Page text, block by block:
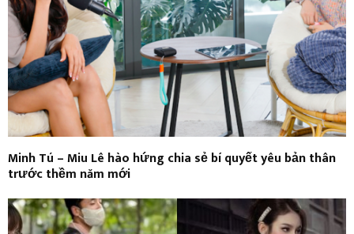
Minh Tú – Miu Lê hào hứng chia sẻ bí quyết yêu bản thân
trước thềm năm mới